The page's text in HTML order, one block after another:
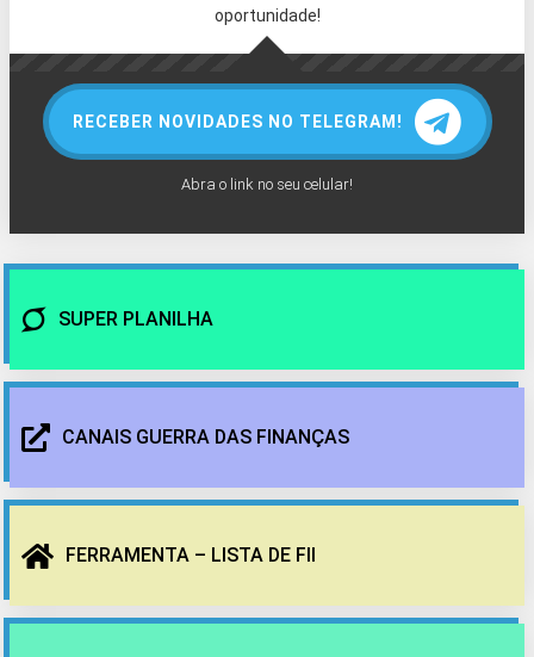
oportunidade!
RECEBER NOVIDADES NO TELEGRAM!
Abra o link no seu celular!
SUPER PLANILHA
CANAIS GUERRA DAS FINANÇAS
FERRAMENTA – LISTA DE FII